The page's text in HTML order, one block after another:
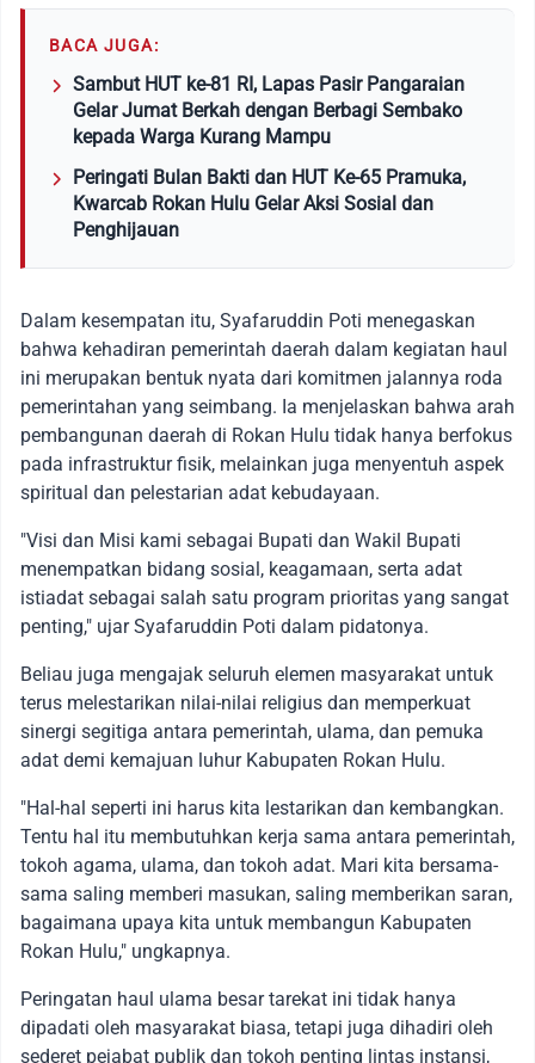
BACA JUGA:
Sambut HUT ke-81 RI, Lapas Pasir Pangaraian
Gelar Jumat Berkah dengan Berbagi Sembako
kepada Warga Kurang Mampu
Peringati Bulan Bakti dan HUT Ke-65 Pramuka,
Kwarcab Rokan Hulu Gelar Aksi Sosial dan
Penghijauan
Dalam kesempatan itu, Syafaruddin Poti menegaskan
bahwa kehadiran pemerintah daerah dalam kegiatan haul
ini merupakan bentuk nyata dari komitmen jalannya roda
pemerintahan yang seimbang. Ia menjelaskan bahwa arah
pembangunan daerah di Rokan Hulu tidak hanya berfokus
pada infrastruktur fisik, melainkan juga menyentuh aspek
spiritual dan pelestarian adat kebudayaan.
"Visi dan Misi kami sebagai Bupati dan Wakil Bupati
menempatkan bidang sosial, keagamaan, serta adat
istiadat sebagai salah satu program prioritas yang sangat
penting," ujar Syafaruddin Poti dalam pidatonya.
Beliau juga mengajak seluruh elemen masyarakat untuk
terus melestarikan nilai-nilai religius dan memperkuat
sinergi segitiga antara pemerintah, ulama, dan pemuka
adat demi kemajuan luhur Kabupaten Rokan Hulu.
"Hal-hal seperti ini harus kita lestarikan dan kembangkan.
Tentu hal itu membutuhkan kerja sama antara pemerintah,
tokoh agama, ulama, dan tokoh adat. Mari kita bersama-
sama saling memberi masukan, saling memberikan saran,
bagaimana upaya kita untuk membangun Kabupaten
Rokan Hulu," ungkapnya.
Peringatan haul ulama besar tarekat ini tidak hanya
dipadati oleh masyarakat biasa, tetapi juga dihadiri oleh
sederet pejabat publik dan tokoh penting lintas instansi,